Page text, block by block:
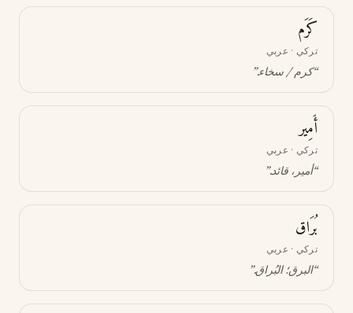
كَرَم
تركي · عربي
“كرم / سخاء.”
أَمِير
تركي · عربي
“أمير، قائد.”
بُرَاق
تركي · عربي
“البرق؛ البُراق.”